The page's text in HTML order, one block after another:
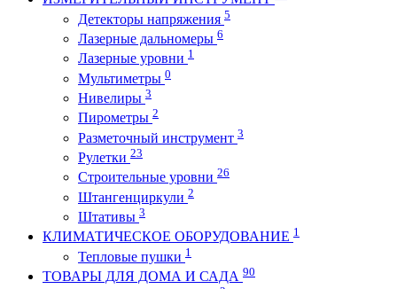
Детекторы напряжения 5
Лазерные дальномеры 6
Лазерные уровни 1
Мультиметры 0
Нивелиры 3
Пирометры 2
Разметочный инструмент 3
Рулетки 23
Строительные уровни 26
Штангенциркули 2
Штативы 3
КЛИМАТИЧЕСКОЕ ОБОРУДОВАНИЕ 1
Тепловые пушки 1
ТОВАРЫ ДЛЯ ДОМА И САДА 90